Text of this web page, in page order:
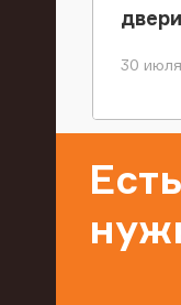
30